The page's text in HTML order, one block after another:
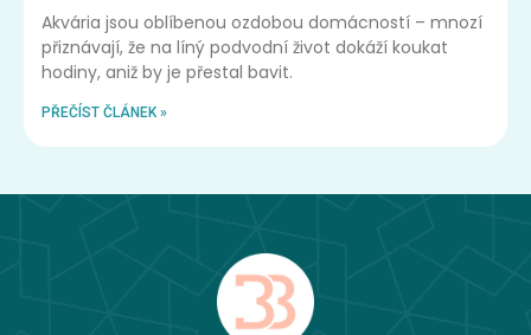
Akvária jsou oblíbenou ozdobou domácností – mnozí
přiznávají, že na líný podvodní život dokáží koukat
hodiny, aniž by je přestal bavit.
PŘEČÍST ČLÁNEK »